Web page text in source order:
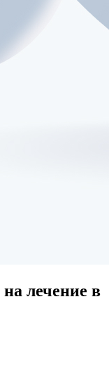
на лечение в